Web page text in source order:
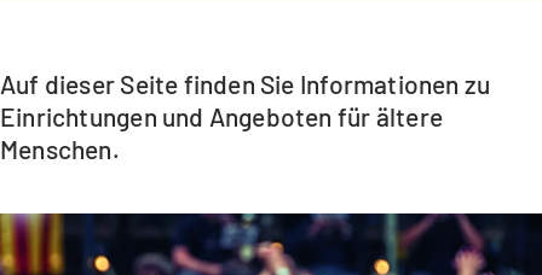
Auf dieser Seite finden Sie Informationen zu
Einrichtungen und Angeboten für ältere
Menschen.